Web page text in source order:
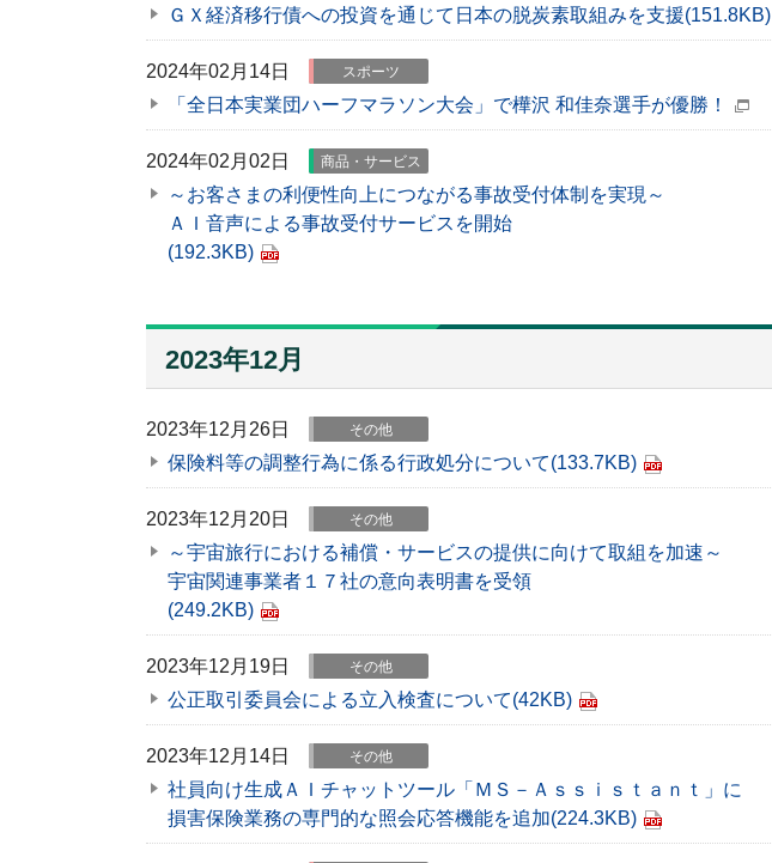
ＧＸ経済移行債への投資を通じて日本の脱炭素取組みを支援(151.8KB)
2024年02月14日 スポーツ
「全日本実業団ハーフマラソン大会」で樺沢 和佳奈選手が優勝！
2024年02月02日 商品・サービス
～お客さまの利便性向上につながる事故受付体制を実現～
ＡＩ音声による事故受付サービスを開始
(192.3KB)
2023年12月
2023年12月26日 その他
保険料等の調整行為に係る行政処分について(133.7KB)
2023年12月20日 その他
～宇宙旅行における補償・サービスの提供に向けて取組を加速～
宇宙関連事業者１７社の意向表明書を受領
(249.2KB)
2023年12月19日 その他
公正取引委員会による立入検査について(42KB)
2023年12月14日 その他
社員向け生成ＡＩチャットツール「ＭＳ－Ａｓｓｉｓｔａｎｔ」に
損害保険業務の専門的な照会応答機能を追加(224.3KB)